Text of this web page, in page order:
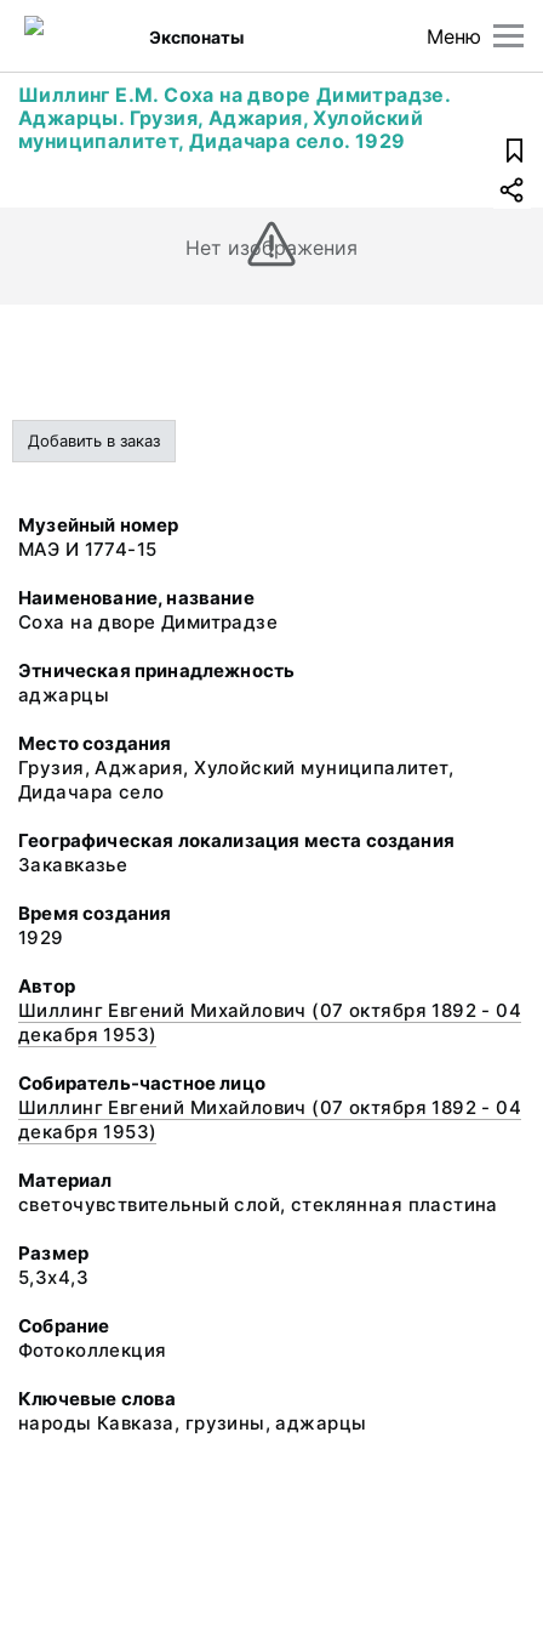
Меню
Экспонаты
Шиллинг Е.М. Соха на дворе Димитрадзе.
Аджарцы. Грузия, Аджария, Хулойский
муниципалитет, Дидачара село. 1929
Нет изображения
Добавить в заказ
Музейный номер
МАЭ И 1774-15
Наименование, название
Соха на дворе Димитрадзе
Этническая принадлежность
аджарцы
Место создания
Грузия, Аджария, Хулойский муниципалитет,
Дидачара село
Географическая локализация места создания
Закавказье
Время создания
1929
Автор
Шиллинг Евгений Михайлович (07 октября 1892 - 04
декабря 1953)
Собиратель-частное лицо
Шиллинг Евгений Михайлович (07 октября 1892 - 04
декабря 1953)
Материал
светочувствительный слой, стеклянная пластина
Размер
5,3х4,3
Собрание
Фотоколлекция
Ключевые слова
народы Кавказа, грузины, аджарцы